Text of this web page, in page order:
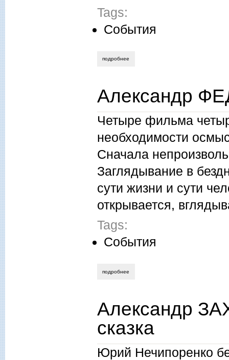
Tags:
События
подробнее
Александр
Четыре фильма
необходимости
Сначала
Заглядывание в
сути жизни и сути
открывается,
Tags:
События
подробнее
Александр
сказка
Юрий Нечипоренко